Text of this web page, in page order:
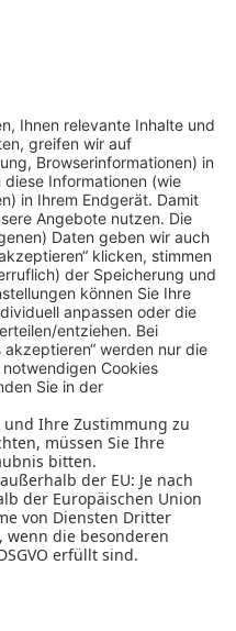
Days